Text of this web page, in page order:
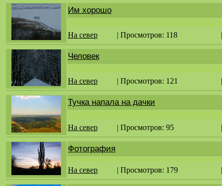
Им хорошо
На север | Просмотров: 118
Человек
На север | Просмотров: 121
Тучка напала на дачки
На север | Просмотров: 95
Фотография
На север | Просмотров: 179